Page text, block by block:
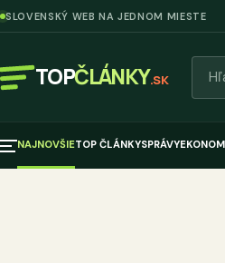
SLOVENSKÝ WEB NA JEDNOM MIESTE
TOPČLÁNKY.SK
NAJNOVŠIETOP ČLÁNKYSPRÁVY